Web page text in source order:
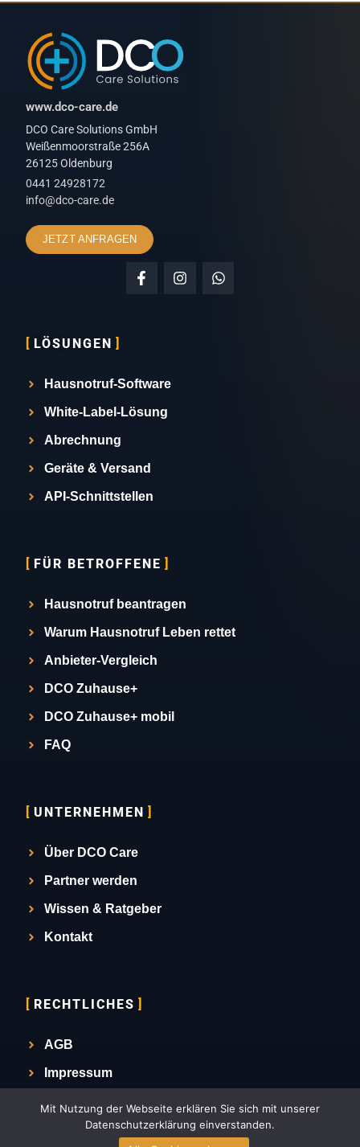
www.dco-care.de
DCO Care Solutions GmbH
Weißenmoorstraße 256A
26125 Oldenburg
0441 24928172
info@dco-care.de
JETZT ANFRAGEN
LÖSUNGEN
Hausnotruf-Software
White-Label-Lösung
Abrechnung
Geräte & Versand
API-Schnittstellen
FÜR BETROFFENE
Hausnotruf beantragen
Warum Hausnotruf Leben rettet
Anbieter-Vergleich
DCO Zuhause+
DCO Zuhause+ mobil
FAQ
UNTERNEHMEN
Über DCO Care
Partner werden
Wissen & Ratgeber
Kontakt
RECHTLICHES
AGB
Impressum
Mit Nutzung der Webseite erklären Sie sich mit unserer
Datenschutzerklärung einverstanden.